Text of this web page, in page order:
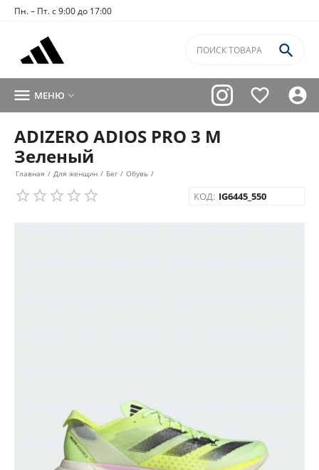
Пн. – Пт. с 9:00 до 17:00



 МЕНЮ 
ADIZERO ADIOS PRO 3 M
Зеленый
Главная / Для женщин / Бег / Обувь /
КОД: IG6445_550